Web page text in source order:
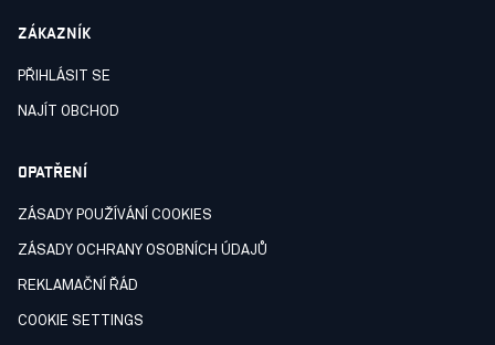
ZÁKAZNÍK
PŘIHLÁSIT SE
NAJÍT OBCHOD
OPATŘENÍ
ZÁSADY POUŽÍVÁNÍ COOKIES
ZÁSADY OCHRANY OSOBNÍCH ÚDAJŮ
REKLAMAČNÍ ŘÁD
COOKIE SETTINGS